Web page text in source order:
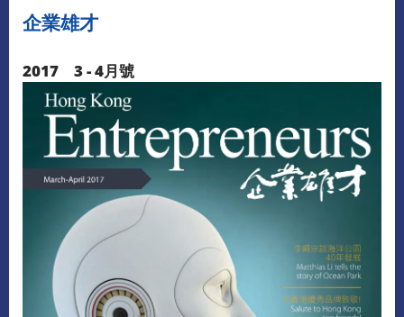
企業雄才
2017 3 - 4月號